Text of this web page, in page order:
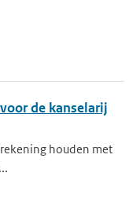
de kanselarij
houden met